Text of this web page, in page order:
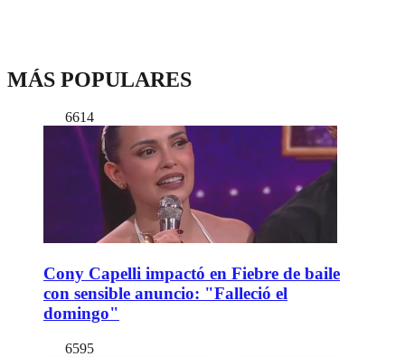
MÁS POPULARES
6614
Cony Capelli impactó en Fiebre de baile
con sensible anuncio: "Falleció el
domingo"
6595